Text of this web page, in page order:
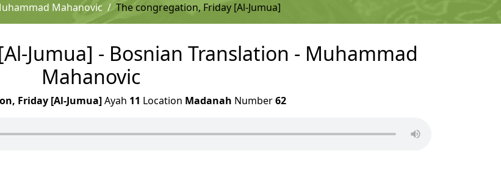
Mahanovic The congregation, Friday [Al-Jumua]
Jumua] - Bosnian Translation - Muhammad
Mahanovic
Friday [Al-Jumua]Ayah 11 Location Madanah Number62